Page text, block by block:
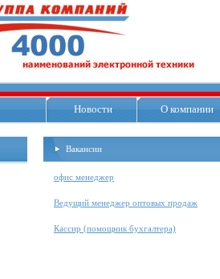
Новости О компании
Вакансии
офис менеджер
Ведущий менеджер оптовых продаж
Кассир (помощник бухгалтера)